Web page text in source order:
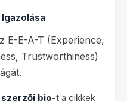
E-E-A-T (Experience,
Trustworthiness)
szerzői bio-t a cikkek